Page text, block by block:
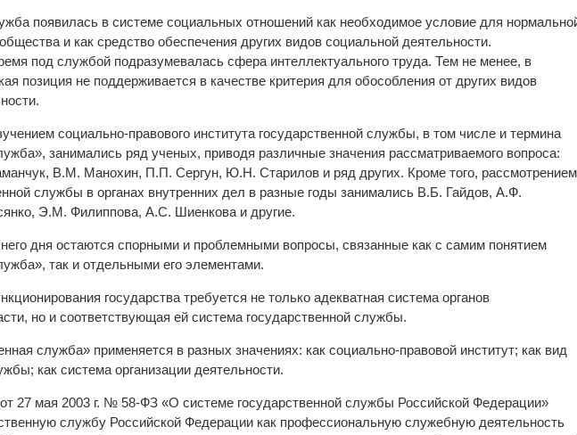
появилась в системе социальных отношений как необходимое условие для
и как средство обеспечения других видов социальной деятельности.
под службой подразумевалась сфера интеллектуального труда. Тем не менее, в
позиция не поддерживается в качестве критерия для обособления от других видов
социально-правового института государственной службы, в том числе и термина
занимались ряд ученых, приводя различные значения рассматриваемого вопроса:
В.М. Манохин, П.П. Сергун, Ю.Н. Старилов и ряд других. Кроме того, рассмотрением
службы в органах внутренних дел в разные годы занимались В.Б. Гайдов, А.Ф.
Э.М. Филиппова, А.С. Шиенкова и другие.
дня остаются спорными и проблемными вопросы, связанные как с самим понятием
так и отдельными его элементами.
государства требуется не только адекватная система органов
но и соответствующая ей система государственной службы.
служба» применяется в разных значениях: как социально-правовой институт; как вид
как система организации деятельности.
27 мая 2003 г. № 58-ФЗ «О системе государственной службы Российской Федерации»
службу Российской Федерации как профессиональную служебную деятельность